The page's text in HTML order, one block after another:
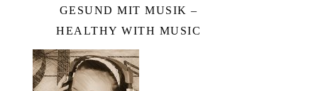
GESUND MIT MUSIK –
HEALTHY WITH MUSIC